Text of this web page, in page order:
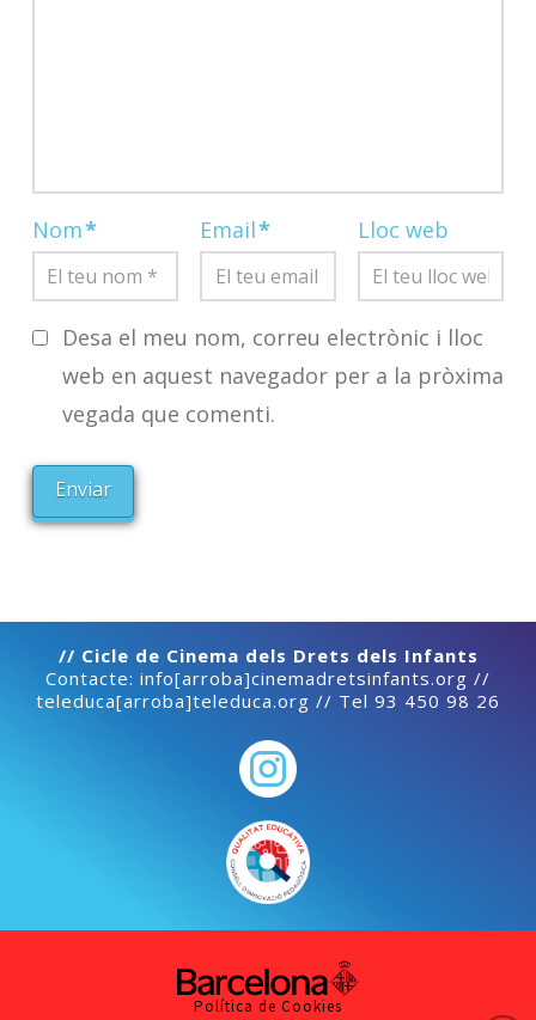
Nom* Email* Lloc web
Desa el meu nom, correu electrònic i lloc
web en aquest navegador per a la pròxima
vegada que comenti.
// Cicle de Cinema dels Drets dels Infants
Contacte: info[arroba]cinemadretsinfants.org //
teleduca[arroba]teleduca.org // Tel 93 450 98 26
Política de Cookies